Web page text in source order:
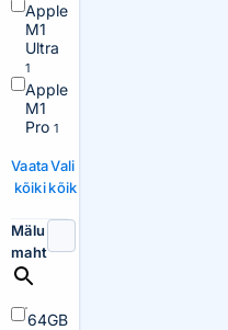
Apple
M1
Ultra
1
Apple
M1
Pro 1
Vaata
kõiki
Vali
kõik
Mälu
maht
64GB